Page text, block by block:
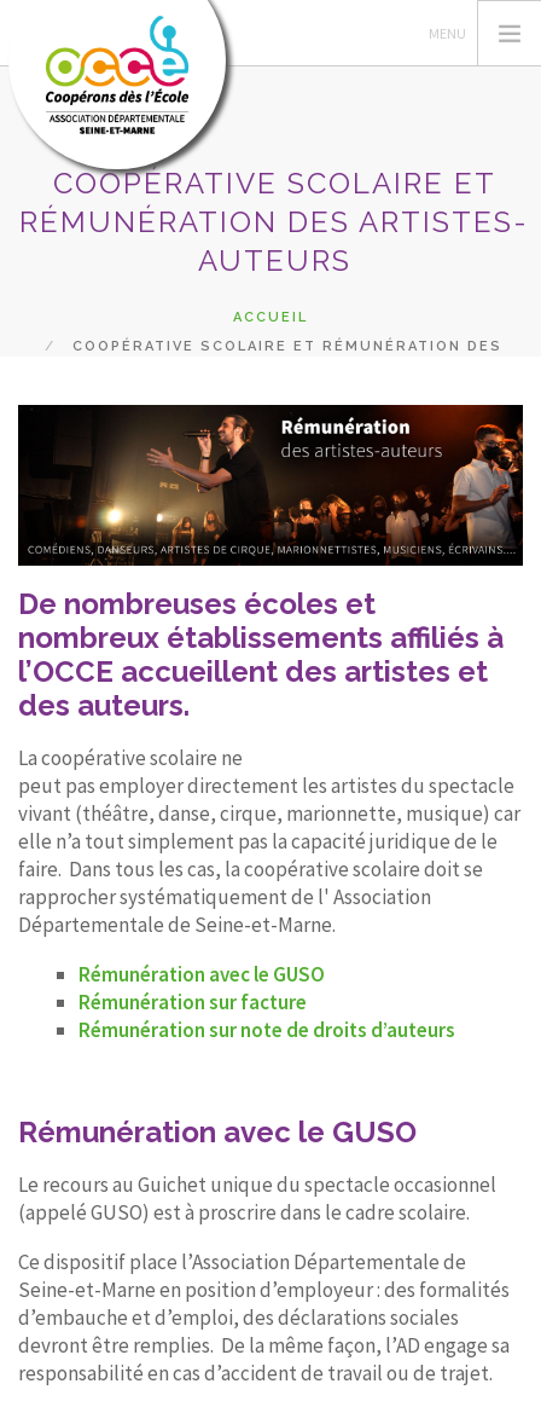
OCCE 77
CONTACT
COOPÉRATIVE SCOLAIRE ET
RÉMUNÉRATION DES ARTISTES-
AUTEURS
ACCUEIL
COOPÉRATIVE SCOLAIRE ET RÉMUNÉRATION DES
De nombreuses écoles et
nombreux établissements affiliés à
l’OCCE accueillent des artistes et
des auteurs.
La coopérative scolaire ne
peut pas employer directement les artistes du spectacle
vivant (théâtre, danse, cirque, marionnette, musique) car
elle n’a tout simplement pas la capacité juridique de le
faire. Dans tous les cas, la coopérative scolaire doit se
rapprocher systématiquement de l' Association
Départementale de Seine-et-Marne.
Rémunération avec le GUSO
Rémunération sur facture
Rémunération sur note de droits d’auteurs
Rémunération avec le GUSO
Le recours au Guichet unique du spectacle occasionnel
(appelé GUSO) est à proscrire dans le cadre scolaire.
Ce dispositif place l’Association Départementale de
Seine-et-Marne en position d’employeur : des formalités
d’embauche et d’emploi, des déclarations sociales
devront être remplies. De la même façon, l’AD engage sa
responsabilité en cas d’accident de travail ou de trajet.